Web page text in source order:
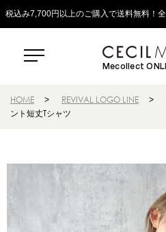
税込み7,700円以上のご購入で送料無料！
Mecollect
HOME > REVIVAL LOGO LINE >
ント短丈Tシャツ